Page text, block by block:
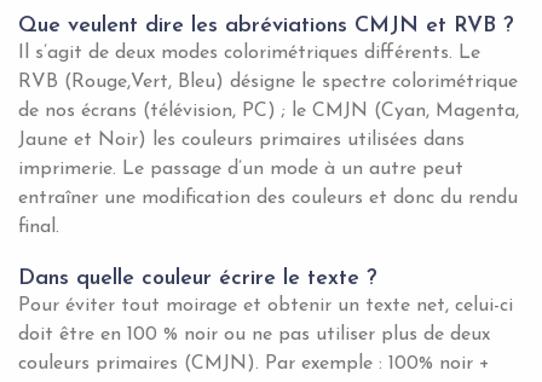
Que veulent dire les abréviations CMJN et RVB ?
Il s’agit de deux modes colorimétriques différents. Le
RVB (Rouge,Vert, Bleu) désigne le spectre colorimétrique
de nos écrans (télévision, PC) ; le CMJN (Cyan, Magenta,
Jaune et Noir) les couleurs primaires utilisées dans
imprimerie. Le passage d’un mode à un autre peut
entraîner une modification des couleurs et donc du rendu
final.
Dans quelle couleur écrire le texte ?
Pour éviter tout moirage et obtenir un texte net, celui-ci
doit être en 100 % noir ou ne pas utiliser plus de deux
couleurs primaires (CMJN). Par exemple : 100% noir +